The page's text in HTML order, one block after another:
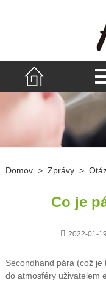
Domov > Zprávy >
Co je
2022-01-19
Secondhand pára (což
do atmosféry uživatelem